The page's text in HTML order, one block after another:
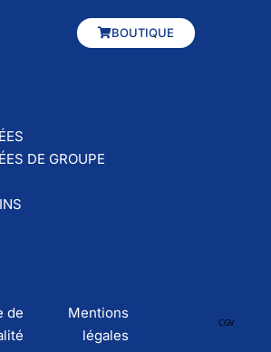
BOUTIQUE
DE GROUPE
de
Mentions
légales
CGV